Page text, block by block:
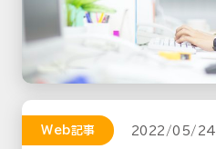
Web記事 2022/05/24